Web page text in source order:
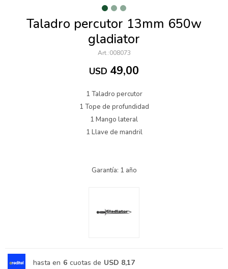
Taladro percutor 13mm 650w
gladiator
008073
USD 49,00
1 Taladro percutor
1 Tope de profundidad
1 Mango lateral
1 Llave de mandril
Garantía: 1 año
hasta en 6 cuotas de USD 8,17